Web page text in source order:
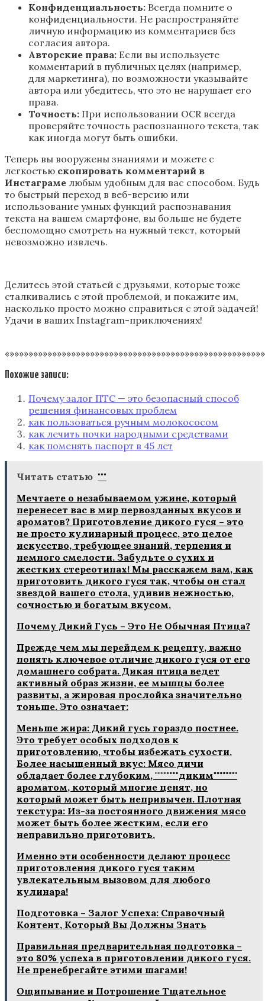
Конфиденциальность: Всегда помните о
конфиденциальности. Не распространяйте
личную информацию из комментариев без
согласия автора.
Авторские права: Если вы используете
комментарий в публичных целях (например,
для маркетинга), по возможности указывайте
автора или убедитесь, что это не нарушает его
права.
Точность: При использовании OCR всегда
проверяйте точность распознанного текста, так
как иногда могут быть ошибки.
Теперь вы вооружены знаниями и можете с
легкостью скопировать комментарий в
Инстаграме любым удобным для вас способом. Будь
то быстрый переход в веб-версию или
использование умных функций распознавания
текста на вашем смартфоне, вы больше не будете
беспомощно смотреть на нужный текст, который
невозможно извлечь.
Делитесь этой статьей с друзьями, которые тоже
сталкивались с этой проблемой, и покажите им,
насколько просто можно справиться с этой задачей!
Удачи в ваших Instagram-приключениях!
Похожие записи:
Почему залог ПТС — это безопасный способ
решения финансовых проблем
как пользоваться ручным молокососом
как лечить почки народными средствами
как поменять паспорт в 45 лет
Читать статью """
Мечтаете о незабываемом ужине, который
перенесет вас в мир первозданных вкусов и
ароматов? Приготовление дикого гуся – это
не просто кулинарный процесс, это целое
искусство, требующее знаний, терпения и
немного смелости. Забудьте о сухих и
жестких стереотипах! Мы расскажем вам, как
приготовить дикого гуся так, чтобы он стал
звездой вашего стола, удивив нежностью,
сочностью и богатым вкусом.
Почему Дикий Гусь – Это Не Обычная Птица?
Прежде чем мы перейдем к рецепту, важно
понять ключевое отличие дикого гуся от его
домашнего собрата. Дикая птица ведет
активный образ жизни, ее мышцы более
развиты, а жировая прослойка значительно
тоньше. Это означает:
Меньше жира: Дикий гусь гораздо постнее.
Это требует особых подходов к
приготовлению, чтобы избежать сухости.
Более насыщенный вкус: Мясо дичи
обладает более глубоким, """"""""диким""""""""
ароматом, который многие ценят, но
который может быть непривычен. Плотная
текстура: Из-за постоянного движения мясо
может быть более жестким, если его
неправильно приготовить.
Именно эти особенности делают процесс
приготовления дикого гуся таким
увлекательным вызовом для любого
кулинара!
Подготовка – Залог Успеха: Справочный
Контент, Который Вы Должны Знать
Правильная предварительная подготовка –
это 80% успеха в приготовлении дикого гуся.
Не пренебрегайте этими шагами!
Ощипывание и Потрошение Тщательное